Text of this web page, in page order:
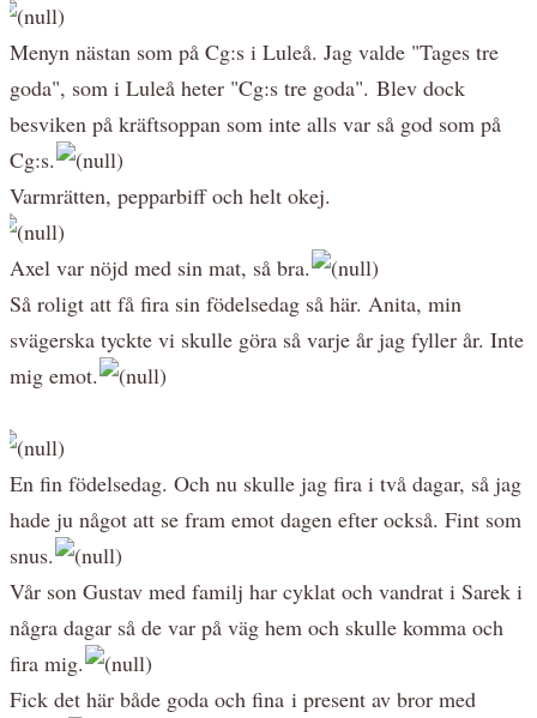
Menyn nästan som på Cg:s i Luleå. Jag valde "Tages tre
goda", som i Luleå heter "Cg:s tre goda". Blev dock
besviken på kräftsoppan som inte alls var så god som på
Cg:s.
Varmrätten, pepparbiff och helt okej.
Axel var nöjd med sin mat, så bra.
Så roligt att få fira sin födelsedag så här. Anita, min
svägerska tyckte vi skulle göra så varje år jag fyller år. Inte
mig emot.
En fin födelsedag. Och nu skulle jag fira i två dagar, så jag
hade ju något att se fram emot dagen efter också. Fint som
snus.
Vår son Gustav med familj har cyklat och vandrat i Sarek i
några dagar så de var på väg hem och skulle komma och
fira mig.
Fick det här både goda och fina i present av bror med